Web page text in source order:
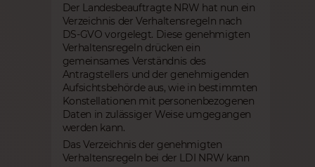
Der Landesbeauftragte NRW hat nun ein
Verzeichnis der Verhaltensregeln nach
DS-GVO vorgelegt. Diese genehmigten
Verhaltensregeln drücken ein
gemeinsames Verständnis des
Antragstellers und der genehmigenden
Aufsichtsbehörde aus, wie in bestimmten
Konstellationen mit personenbezogenen
Daten in zulässiger Weise umgegangen
werden kann.
Das Verzeichnis der genehmigten
Verhaltensregeln bei der LDI NRW kann